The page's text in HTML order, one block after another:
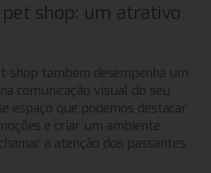
shop: um atrativo
shop também desempenha um
comunicação visual do seu
espaço que podemos destacar
e criar um ambiente
a atenção dos passantes.